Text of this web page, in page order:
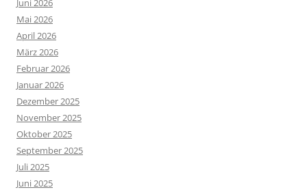
Juni 2026
Mai 2026
April 2026
März 2026
Februar 2026
Januar 2026
Dezember 2025
November 2025
Oktober 2025
September 2025
Juli 2025
Juni 2025